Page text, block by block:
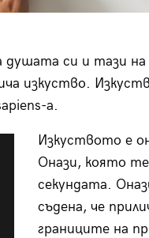
душата си и тази
изкуство.
a.
Изкуството е
Онази, която
секундата.
съдена, че
границите на